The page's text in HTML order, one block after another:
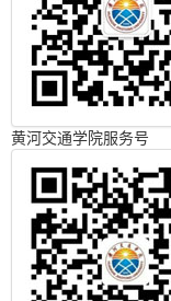
黄河交通学院服务号